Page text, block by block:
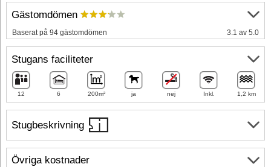
Stugbeskrivning
Gästomdömen
Baserat på 94 gästomdömen 3.1 av 5.0
Stugans faciliteter
12 6 200m² ja nej Inkl. 1,2 km
Övriga kostnader